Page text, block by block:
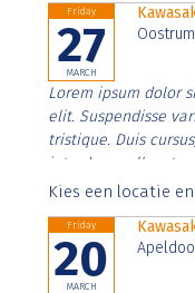
Friday
27
MARCH
Lorem ipsum dolor
elit. Suspendisse
tristique. Duis
interdum nulla, ut
Aenean faucibus
Kies een locatie
Friday
20
MARCH